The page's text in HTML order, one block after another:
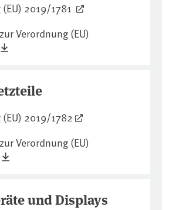
2019/1781
Verordnung (EU)
2019/1782
Verordnung (EU)
und Displays